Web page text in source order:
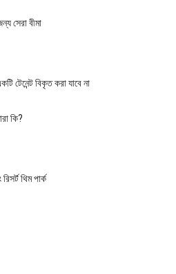
সেরা বীমা
টেনেন্ট বিকৃত করা যাবে না
কি?
থিম পার্ক